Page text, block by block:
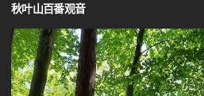
秋叶山百番观音